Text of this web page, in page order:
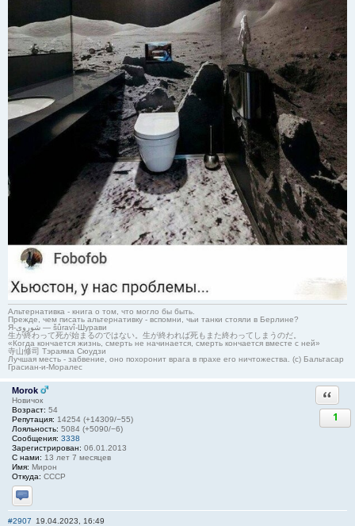
Альтернативка - книга о том, что могло бы быть.
Прежде, чем писать альтернативку - вспомни, чьи танки стояли в Берлине?
Я-شوروی — šûravî-Шурави
生が終わって死が始まるのではない。生が終われば死もまた終わってしまうのだ。
«Когда кончается жизнь, смерть не начинается, смерть кончается вместе с ней»
寺山修司 Тэраяма Сюудзи
Лучшая месть - забвение, оно похоронит врага в прахе его ничтожества. (с) Бальтасар
Грасиан-и-Моралес
Morok
Новичок
Возраст: 54
Репутация: 14254 (+14309/−55)
Лояльность: 5084 (+5090/−6)
Сообщения: 3338
Зарегистрирован: 06.01.2013
С нами: 13 лет 7 месяцев
Имя: Мирон
Откуда: СССР
Отправить личное сообщение
1
#2907 19.04.2023, 16:49